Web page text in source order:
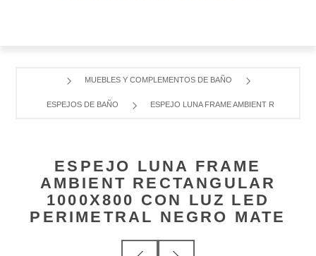
MUEBLES Y COMPLEMENTOS DE BAÑO
ESPEJOS DE BAÑO ESPEJO LUNA FRAME AMBIENT
ESPEJO LUNA FRAME
AMBIENT RECTANGULAR
1000X800 CON LUZ LED
PERIMETRAL NEGRO MATE